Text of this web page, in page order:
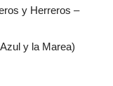
y Herreros –
y la Marea)